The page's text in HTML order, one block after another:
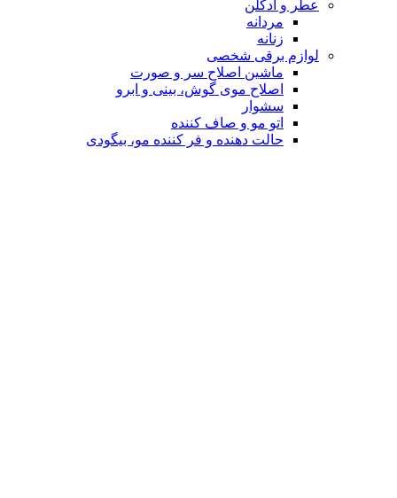
عطر و ادکلن
مردانه
زنانه
لوازم برقی شخصی
ماشین اصلاح سر و صورت
اصلاح موی گوش، بینی و ابرو
سشوار
اتو مو و صاف کننده
حالت دهنده و فر کننده مو، بیگودی